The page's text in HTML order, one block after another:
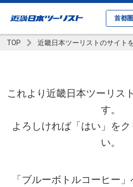
首都
TOP 近畿日本ツーリストのサイト
これより近畿日本ツーリス
す。
よろしければ「はい」を
い。
「ブルーボトルコーヒー